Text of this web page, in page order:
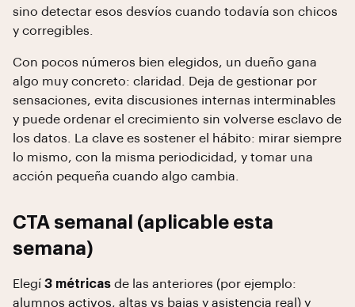
sino detectar esos desvíos cuando todavía son chicos
y corregibles.
Con pocos números bien elegidos, un dueño gana
algo muy concreto: claridad. Deja de gestionar por
sensaciones, evita discusiones internas interminables
y puede ordenar el crecimiento sin volverse esclavo de
los datos. La clave es sostener el hábito: mirar siempre
lo mismo, con la misma periodicidad, y tomar una
acción pequeña cuando algo cambia.
CTA semanal (aplicable esta
semana)
Elegí 3 métricas de las anteriores (por ejemplo:
alumnos activos, altas vs bajas y asistencia real) y